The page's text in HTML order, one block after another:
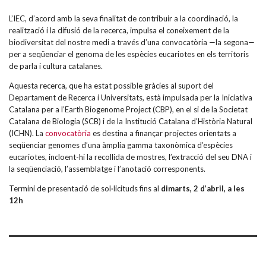
L’IEC, d’acord amb la seva finalitat de contribuir a la coordinació, la
realització i la difusió de la recerca, impulsa el coneixement de la
biodiversitat del nostre medi a través d’una convocatòria —la segona—
per a seqüenciar el genoma de les espècies eucariotes en els territoris
de parla i cultura catalanes.
Aquesta recerca, que ha estat possible gràcies al suport del
Departament de Recerca i Universitats, està impulsada per la Iniciativa
Catalana per a l’Earth Biogenome Project (CBP), en el si de la Societat
Catalana de Biologia (SCB) i de la Institució Catalana d’Història Natural
(ICHN). La convocatòria es destina a finançar projectes orientats a
seqüenciar genomes d’una àmplia gamma taxonòmica d’espècies
eucariotes, incloent-hi la recollida de mostres, l’extracció del seu DNA i
la seqüenciació, l’assemblatge i l’anotació corresponents.
Termini de presentació de sol·licituds fins al dimarts, 2 d’abril, a les
12h